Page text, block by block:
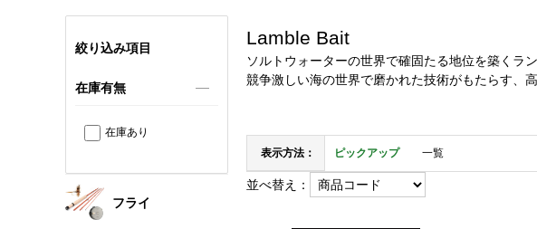
絞り込み項目
在庫有無
在庫あり
フライ
Lamble Bait
ソルトウォーターの世界で確固たる地位を築くラ
競争激しい海の世界で磨かれた技術がもたらす、
表示方法： ピックアップ 一覧
並べ替え：